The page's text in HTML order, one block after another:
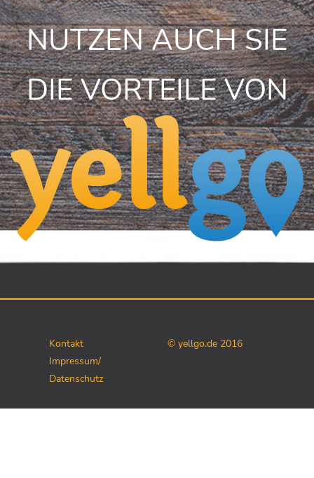
NUTZEN AUCH SIE
DIE VORTEILE VON
Kontakt
Impressum/
Datenschutz
© yellgo.de 2016